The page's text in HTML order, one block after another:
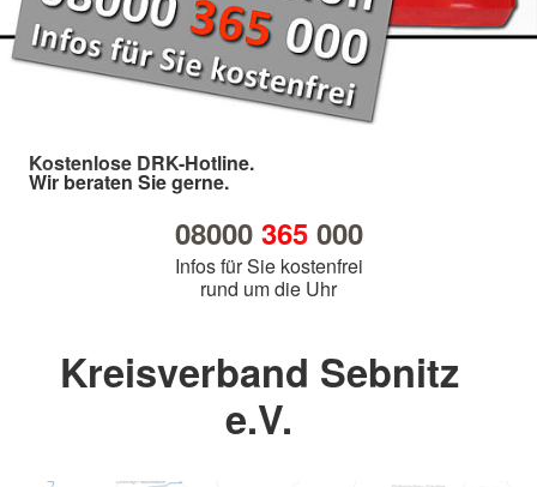
Kostenlose DRK-Hotline.
Wir beraten Sie gerne.
08000 365000
Infos für Sie kostenfrei
rund um die Uhr
Kreisverband Sebnitz
e.V.